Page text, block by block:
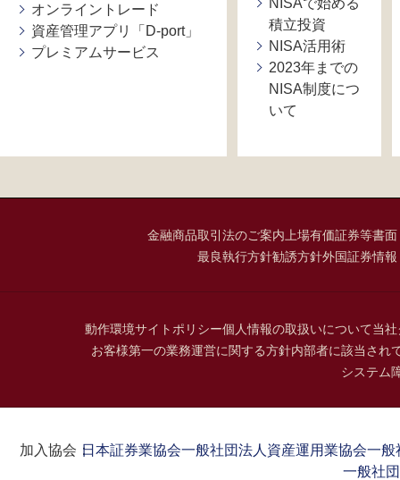
オンライントレード
資産管理アプリ「D-port」
プレミアムサービス
NISAで始める
積立投資
NISA活用術
2023年までの
NISA制度につ
いて
金融商品取引法のご案内 上場有価証券等書
最良執行方針勧誘方針外国証券情
動作環境サイトポリシー個人情報の取扱いについて当
お客様第一の業務運営に関する方針内部者に該当され
システム
加入協会：日本証券業協会一般社団法人資産運用業協会一般
一般社